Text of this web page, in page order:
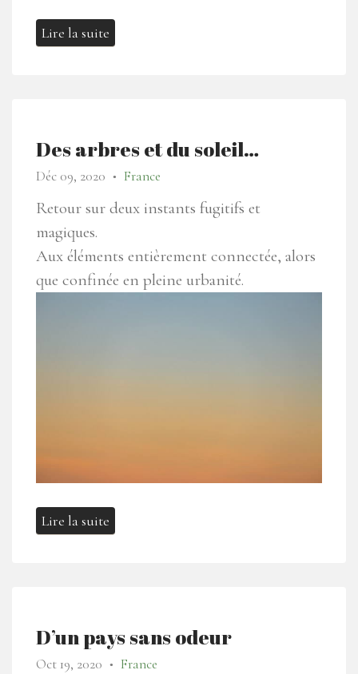
Lire la suite
Des arbres et du soleil…
Déc 09, 2020 ● France
Retour sur deux instants fugitifs et
magiques.
Aux éléments entièrement connectée, alors
que confinée en pleine urbanité.
Lire la suite
D’un pays sans odeur
Oct 19, 2020 ● France